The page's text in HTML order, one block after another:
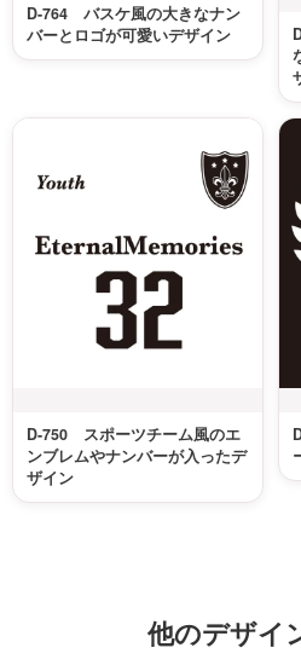
D-764 バスケ風の大きなナン
バーとロゴが可愛いデザイン
D-750 スポーツチーム風のエ
ンブレムやナンバーが入ったデ
ザイン
他のデザイ